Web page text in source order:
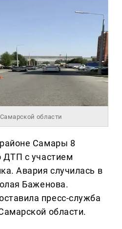
области
Самары 8
ДТП с участием
Авария случилась в
Баженова.
пресс-служба
области.